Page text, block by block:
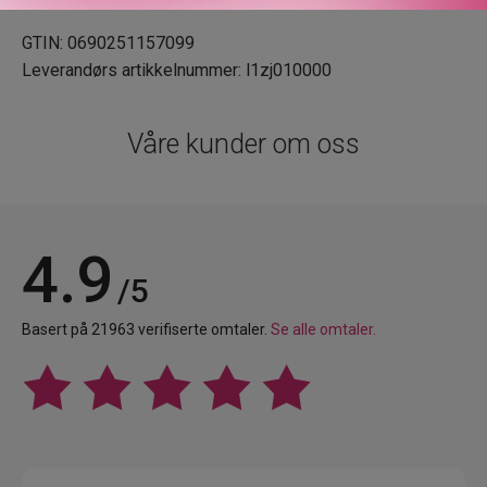
GTIN: 0690251157099
Leverandørs artikkelnummer: l1zj010000
Våre kunder om oss
4.9 /5
Basert på 21963 verifiserte omtaler. Se alle omtaler.